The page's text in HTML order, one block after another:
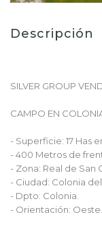
Descripción
SILVER GROUP
CAMPO EN
- Superficie: 17 Has
- 400 Metros de
- Zona: Real de San
- Ciudad: Colonia
- Dpto: Colonia.
- Orientación: Oeste.